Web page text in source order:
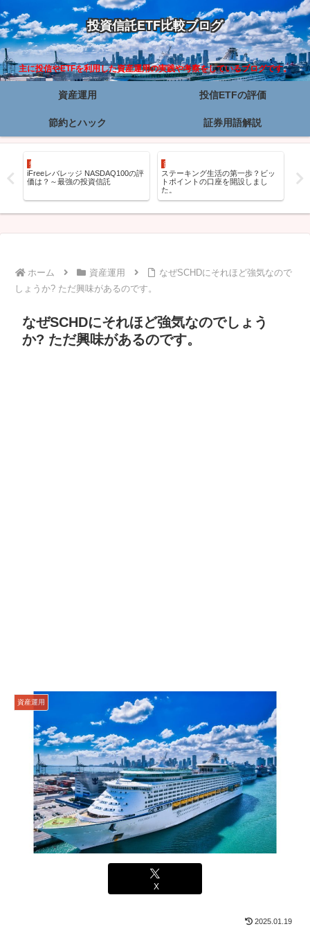
投資信託ETF比較ブログ
主に投信やETFを利用した資産運用の実践や考察をしているブログです。
資産運用 投信ETFの評価
節約とハック 証券用語解説
投信ETFの評価
iFreeレバレッジ NASDAQ100の評
価は？～最強の投資信託
節約とハック
ステーキング生活の第一歩？ビッ
トポイントの口座を開設しまし
た。
ス
り
ホーム 資産運用
なぜSCHDにそれほど強気なので
しょうか? ただ興味があるのです。
なぜSCHDにそれほど強気なのでしょう
か? ただ興味があるのです。
資産運用
X
2025.01.19